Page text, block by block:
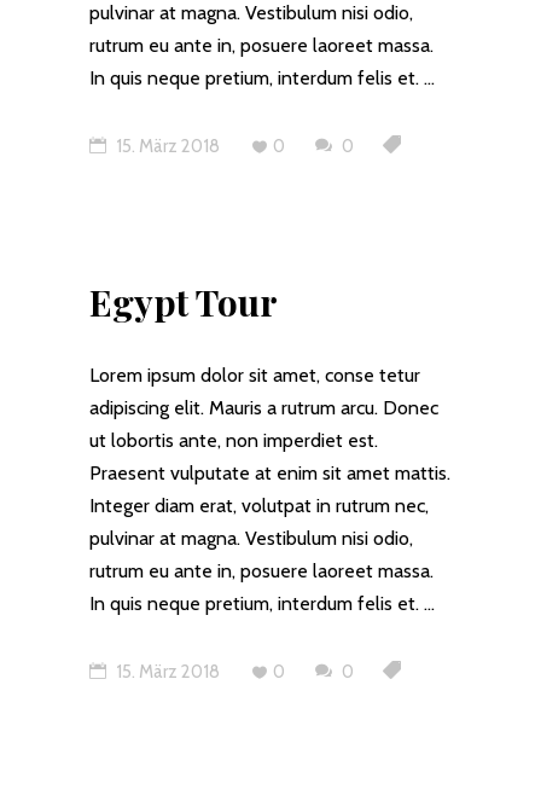
pulvinar at magna. Vestibulum nisi odio,
rutrum eu ante in, posuere laoreet massa.
In quis neque pretium, interdum felis et.
15. März 2018 0 0
Egypt Tour
Lorem ipsum dolor sit amet, conse tetur
adipiscing elit. Mauris a rutrum arcu. Donec
ut lobortis ante, non imperdiet est.
Praesent vulputate at enim sit amet mattis.
Integer diam erat, volutpat in rutrum nec,
pulvinar at magna. Vestibulum nisi odio,
rutrum eu ante in, posuere laoreet massa.
In quis neque pretium, interdum felis et.
15. März 2018 0 0